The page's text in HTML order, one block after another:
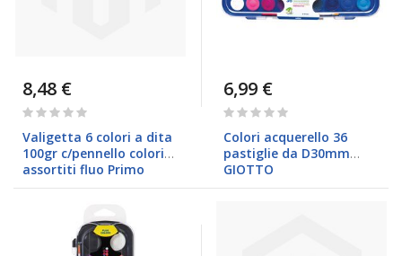
8,48 €
Rating:
Valigetta 6 colori a dita
100gr c/pennello colori
assortiti fluo Primo
6,99 €
Rating:
Colori acquerello 36
pastiglie da D30mm
GIOTTO